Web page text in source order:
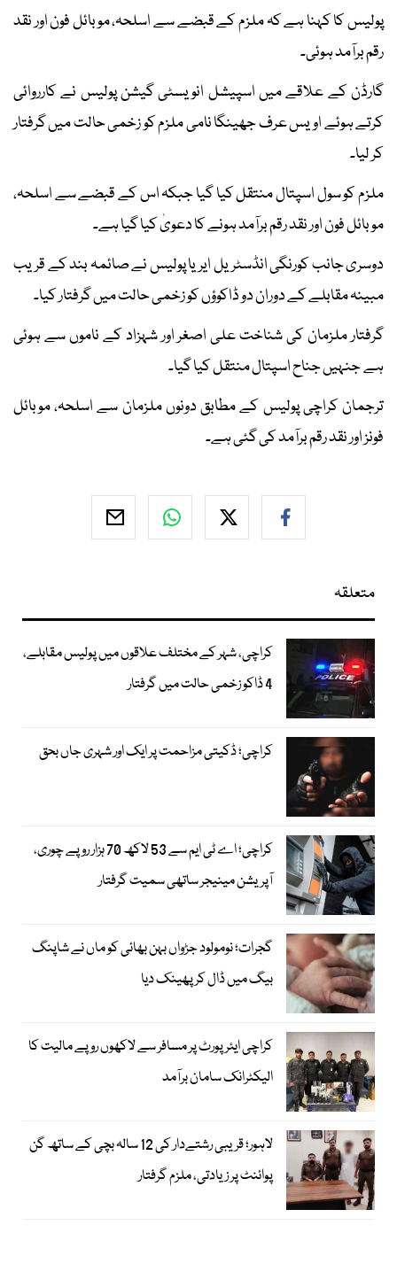
پولیس کا کہنا ہے کہ ملزم کے قبضے سے اسلحہ، موبائل فون اور نقد
رقم برآمد ہوئی۔
گارڈن کے علاقے میں اسپیشل انویسٹی گیشن پولیس نے کارروائی
کرتے ہوئے اویس عرف جھینگا نامی ملزم کو زخمی حالت میں گرفتار
کر لیا۔
ملزم کو سول اسپتال منتقل کیا گیا جبکہ اس کے قبضے سے اسلحہ،
موبائل فون اور نقد رقم برآمد ہونے کا دعویٰ کیا گیا ہے۔
دوسری جانب کورنگی انڈسٹریل ایریا پولیس نے صائمہ بند کے قریب
مبینہ مقابلے کے دوران دو ڈاکوؤں کو زخمی حالت میں گرفتار کیا۔
گرفتار ملزمان کی شناخت علی اصغر اور شہزاد کے ناموں سے ہوئی
ہے جنہیں جناح اسپتال منتقل کیا گیا۔
ترجمان کراچی پولیس کے مطابق دونوں ملزمان سے اسلحہ، موبائل
فونز اور نقد رقم برآمد کی گئی ہے۔
متعلقہ
کراچی، شہر کے مختلف علاقوں میں پولیس مقابلے،
4 ڈاکو زخمی حالت میں گرفتار
کراچی؛ ڈکیتی مزاحمت پر ایک اور شہری جاں بحق
کراچی؛ اے ٹی ایم سے 53 لاکھ 70 ہزار روپے چوری،
آپریشن مینیجر ساتھی سمیت گرفتار
گجرات؛ نومولود جڑواں بہن بھائی کو ماں نے شاپنگ
بیگ میں ڈال کر پھینک دیا
کراچی ایئرپورٹ پر مسافر سے لاکھوں روپے مالیت کا
الیکٹرانک سامان برآمد
لاہور؛ قریبی رشتےدار کی 12 سالہ بچی کے ساتھ گن
پوائنٹ پر زیادتی، ملزم گرفتار